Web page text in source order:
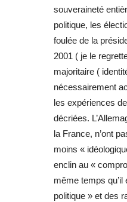
souveraineté
politique, les
foulée de la
2001 ( je le
majoritaire (
nécessairement
les expériences
décriées.
la France, n’ont
moins «
enclin au «
même temps qu’il
politique » et des